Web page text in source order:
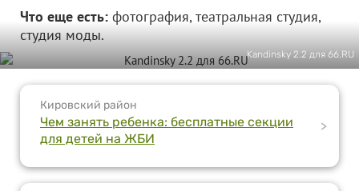
Что еще есть: фотография, театральная студия,
студия моды.
Kandinsky 2.2 для 66.RU
Кировский район
Чем занять ребенка: бесплатные секции
для детей на ЖБИ
>